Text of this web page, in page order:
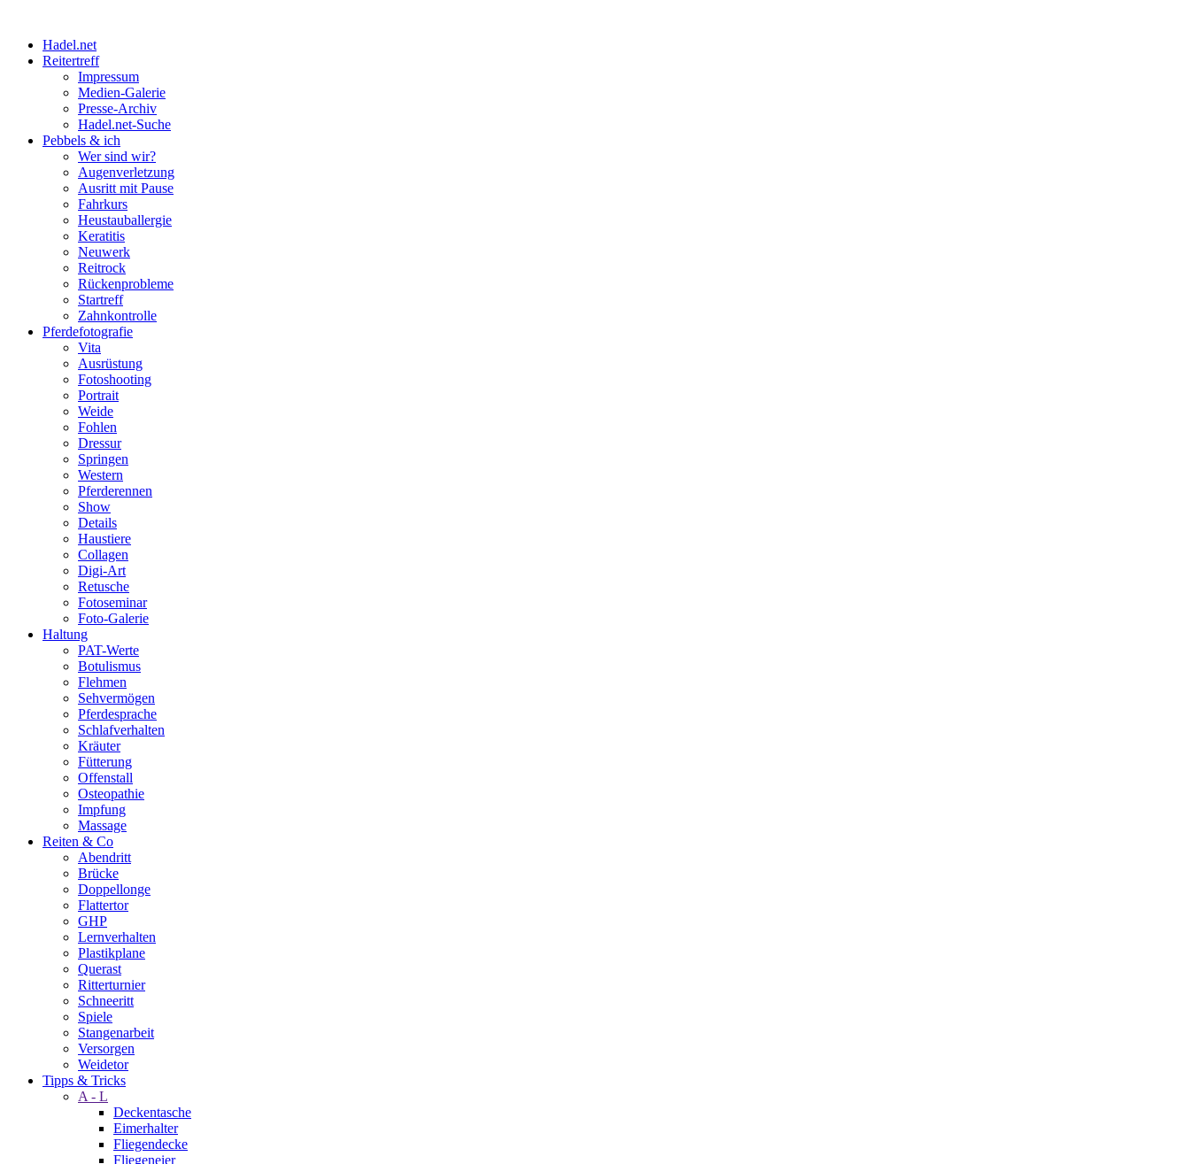
Hadel.net
Reitertreff
Impressum
Medien-Galerie
Presse-Archiv
Hadel.net-Suche
Pebbels & ich
Wer sind wir?
Augenverletzung
Ausritt mit Pause
Fahrkurs
Heustauballergie
Keratitis
Neuwerk
Reitrock
Rückenprobleme
Startreff
Zahnkontrolle
Pferdefotografie
Vita
Ausrüstung
Fotoshooting
Portrait
Weide
Fohlen
Dressur
Springen
Western
Pferderennen
Show
Details
Haustiere
Collagen
Digi-Art
Retusche
Fotoseminar
Foto-Galerie
Haltung
PAT-Werte
Botulismus
Flehmen
Sehvermögen
Pferdesprache
Schlafverhalten
Kräuter
Fütterung
Offenstall
Osteopathie
Impfung
Massage
Reiten & Co
Abendritt
Brücke
Doppellonge
Flattertor
GHP
Lernverhalten
Plastikplane
Querast
Ritterturnier
Schneeritt
Spiele
Stangenarbeit
Versorgen
Weidetor
Tipps & Tricks
A - L
Deckentasche
Eimerhalter
Fliegendecke
Fliegeneier